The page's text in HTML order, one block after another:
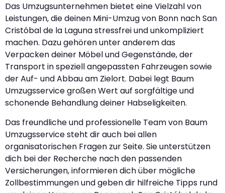
Das Umzugsunternehmen bietet eine Vielzahl von
Leistungen, die deinen Mini-Umzug von Bonn nach San
Cristóbal de la Laguna stressfrei und unkompliziert
machen. Dazu gehören unter anderem das
Verpacken deiner Möbel und Gegenstände, der
Transport in speziell angepassten Fahrzeugen sowie
der Auf- und Abbau am Zielort. Dabei legt Baum
Umzugsservice großen Wert auf sorgfältige und
schonende Behandlung deiner Habseligkeiten.
Das freundliche und professionelle Team von Baum
Umzugsservice steht dir auch bei allen
organisatorischen Fragen zur Seite. Sie unterstützen
dich bei der Recherche nach den passenden
Versicherungen, informieren dich über mögliche
Zollbestimmungen und geben dir hilfreiche Tipps rund